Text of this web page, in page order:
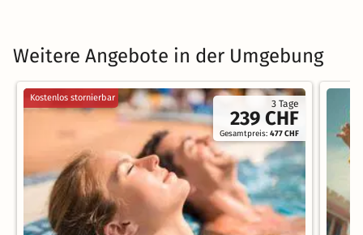
Weitere Angebote in der Umgebung
3 Tage
239 CHF
Gesamtpreis:477 CHF
Kostenlos stornierbar